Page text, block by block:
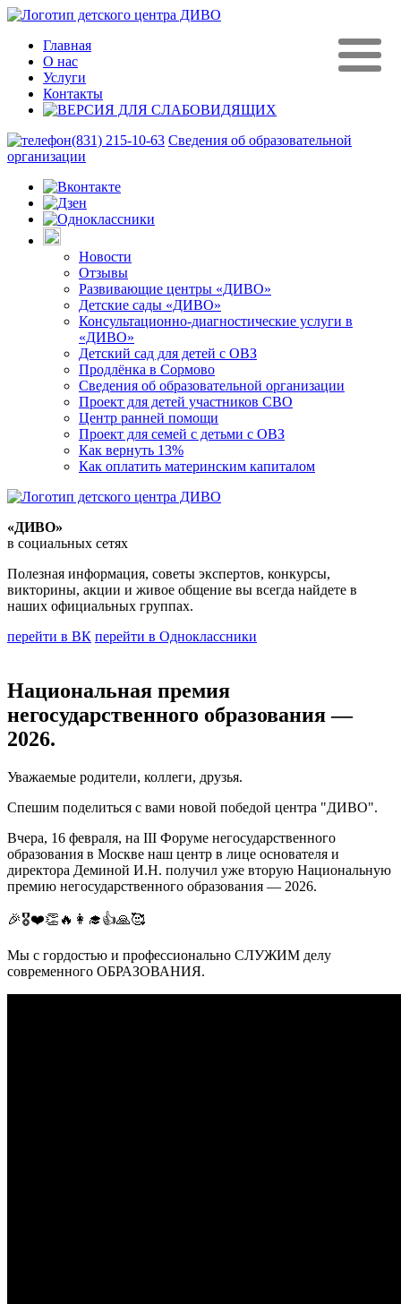
Главная
О нас
Услуги
Контакты
(831) 215-10-63 Сведения об образовательной
организации
Новости
Отзывы
Развивающие центры «ДИВО»
Детские сады «ДИВО»
Консультационно-диагностические услуги в
«ДИВО»
Детский сад для детей с ОВЗ
Продлёнка в Сормово
Сведения об образовательной организации
Проект для детей участников СВО
Центр ранней помощи
Проект для семей с детьми с ОВЗ
Как вернуть 13%
Как оплатить материнским капиталом
«ДИВО»
в социальных сетях
Полезная информация, советы экспертов, конкурсы,
викторины, акции и живое общение вы всегда найдете в
наших официальных группах.
перейти в ВК перейти в Одноклассники
Национальная премия
негосударственного образования —
2026.
Уважаемые родители, коллеги, друзья.
Спешим поделиться с вами новой победой центра "ДИВО".
Вчера, 16 февраля, на III Форуме негосударственного
образования в Москве наш центр в лице основателя и
директора Деминой И.Н. получил уже вторую Национальную
премию негосударственного образования — 2026.
🎉🎖❤👏🔥👩‍🎓👍🙏🥰
Мы с гордостью и профессионально СЛУЖИМ делу
современного ОБРАЗОВАНИЯ.